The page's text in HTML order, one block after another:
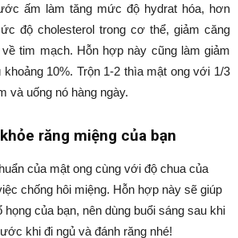
ấm làm tăng mức độ hydrat hóa, hơn
độ cholesterol trong cơ thể, giảm căng
tim mạch. Hỗn hợp này cũng làm giảm
10%. Trộn 1-2 thìa mật ong với 1/3
và uống nó hàng ngày.
răng miệng của bạn
của mật ong cùng với độ chua của
chống hôi miệng. Hỗn hợp này sẽ giúp
của bạn, nên dùng buổi sáng sau khi
khi đi ngủ và đánh răng nhé!